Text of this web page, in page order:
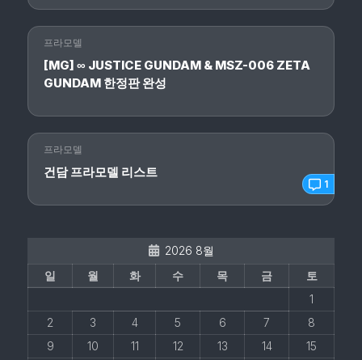
프라모델
[MG] ∞ JUSTICE GUNDAM & MSZ-006 ZETA
GUNDAM 한정판 완성
1
프라모델
건담 프라모델 리스트
2026 8월
일
월 화 수 목 금
토
1
2
3 4 5 6 7
8
9
10 11 12 13 14
15